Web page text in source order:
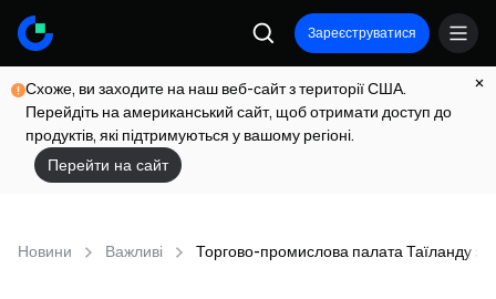
Зареєструватися
Схоже, ви заходите на наш веб-сайт з території США.
Перейдіть на американський сайт, щоб отримати доступ до
продуктів, які підтримуються у вашому регіоні.
Перейти на сайт
Новини Важливі Торгово-промислова палата Таїланду